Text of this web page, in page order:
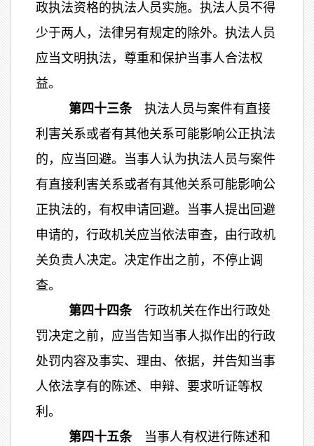
政执法资格的执法人员实施。执法人员不得
少于两人，法律另有规定的除外。执法人员
应当文明执法，尊重和保护当事人合法权
益。
第四十三条执法人员与案件有直接
利害关系或者有其他关系可能影响公正执法
的，应当回避。当事人认为执法人员与案件
有直接利害关系或者有其他关系可能影响公
正执法的，有权申请回避。当事人提出回避
申请的，行政机关应当依法审查，由行政机
关负责人决定。决定作出之前，不停止调
查。
第四十四条行政机关在作出行政处
罚决定之前，应当告知当事人拟作出的行政
处罚内容及事实、理由、依据，并告知当事
人依法享有的陈述、申辩、要求听证等权
利。
第四十五条当事人有权进行陈述和